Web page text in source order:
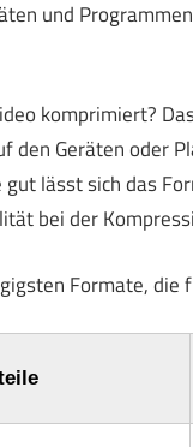
und
komprimiert?
den Geräten oder
lässt sich das
bei der
Formate,